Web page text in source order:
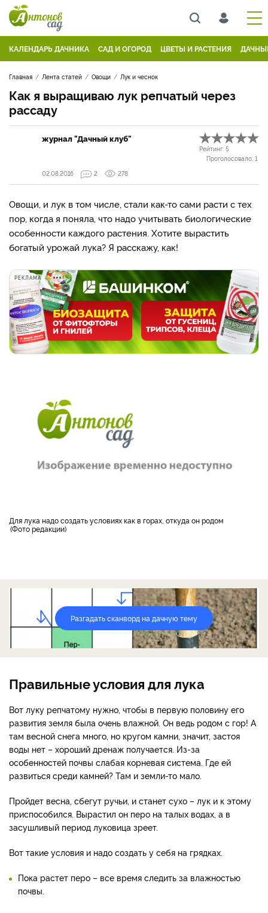
КАЛЕНДАРЬ ДАЧНИКА САД И ОГОРОД ЦВЕТЫ И РАСТЕНИЯ
Главная Лента статей Овощи Лук и чеснок
Как я выращиваю лук репчатый через
рассаду
журнал "Дачный клуб"
Рейтинг: 5
Проголосовало: 1
02.08.2016
2 278
Овощи, и лук в том числе, стали как-то сами расти с тех
пор, когда я поняла, что надо учитывать биологические
особенности каждого растения. Хотите вырастить
богатый урожай лука? Я расскажу, как!
РЕКЛАМА
Для лука надо создать условиях как в горах, откуда он родом
Фото редакции
Разгадать сканворд на дачную тему
Правильные условия для лука
Вот луку репчатому нужно, чтобы в первую половину его
развития земля была очень влажной. Он ведь родом с гор! А
там весной снега много, но кругом камни, значит, застоя
воды нет – хороший дренаж получается. Из-за
особенностей почвы слабая корневая система. Где ей
развиться среди камней? Там и земли-то мало.
Пройдет весна, сбегут ручьи, и станет сухо – лук и к этому
приспособился. Вырастил он перо на талых водах, а в
засушливый период луковица зреет.
Вот такие условия и надо создать у себя на грядках.
Пока растет перо – все время следить за влажностью
почвы.